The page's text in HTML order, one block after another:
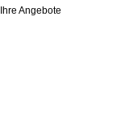
Angebote